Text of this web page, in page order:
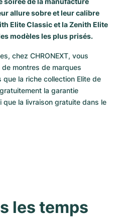
allure sobre et leur calibre
Elite Classic et la Zenith Elite
modèles les plus prisés.
chez CHRONEXT, vous
montres de marques
que la riche collection Elite de
la garantie
que la livraison gratuite dans le
les temps